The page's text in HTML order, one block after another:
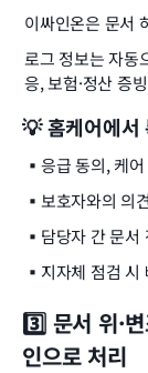
이싸인온은 문서
로그 정보는 자동
응, 보험·정산 증
💡 홈케어에서
▪️ 응급 동의, 케
▪️ 보호자와의 의
▪️ 담당자 간 문서
▪️ 지자체 점검 시
3️⃣ 문서 위·
인으로 처리